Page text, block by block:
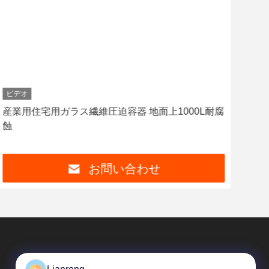
ビデオ
産業用住宅用ガラス繊維圧迫容器 地面上1000L耐腐
蝕
お問い合わせ